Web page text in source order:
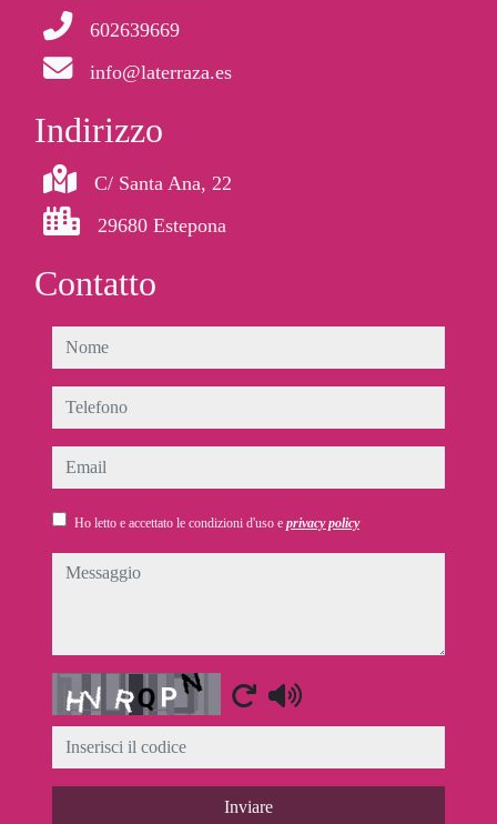
602639669
info@laterraza.es
Indirizzo
C/ Santa Ana, 22
29680 Estepona
Contatto
nome
telefono
email
Ho letto e accettato le condizioni d'uso e privacy policy
messaggio
Captcha
Inviare